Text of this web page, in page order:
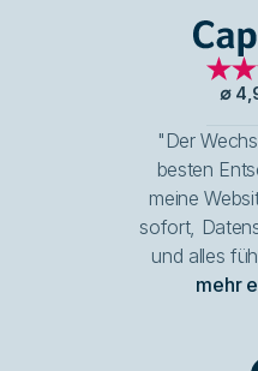
∅
"Der
besten
meine
sofort,
und alles
mehr